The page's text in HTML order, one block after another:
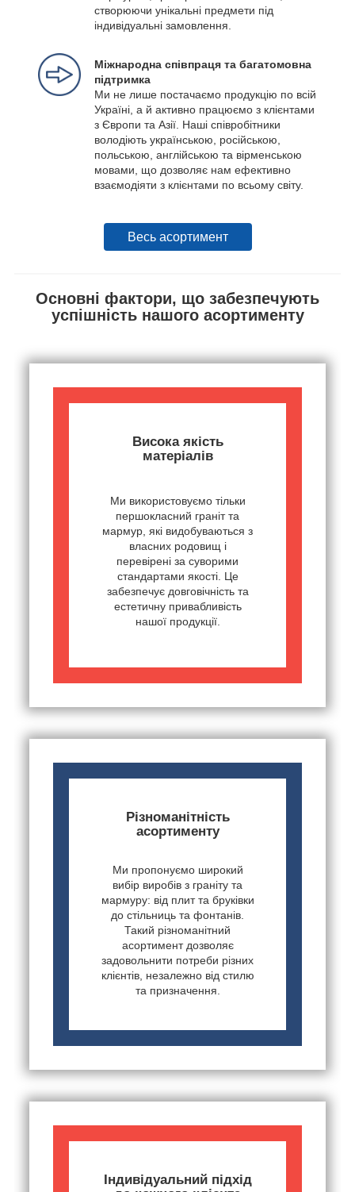
створюючи унікальні предмети під
індивідуальні замовлення.
Міжнародна співпраця та багатомовна
підтримка
Ми не лише постачаємо продукцію по всій
Україні, а й активно працюємо з клієнтами
з Європи та Азії. Наші співробітники
володіють українською, російською,
польською, англійською та вірменською
мовами, що дозволяє нам ефективно
взаємодіяти з клієнтами по всьому світу.
Весь асортимент
Основні фактори, що забезпечують
успішність нашого асортименту
Висока якість
матеріалів
Ми використовуємо тільки
першокласний граніт та
мармур, які видобуваються з
власних родовищ і
перевірені за суворими
стандартами якості. Це
забезпечує довговічність та
естетичну привабливість
нашої продукції.
Різноманітність
асортименту
Ми пропонуємо широкий
вибір виробів з граніту та
мармуру: від плит та бруківки
до стільниць та фонтанів.
Такий різноманітний
асортимент дозволяє
задовольнити потреби різних
клієнтів, незалежно від стилю
та призначення.
Індивідуальний підхід